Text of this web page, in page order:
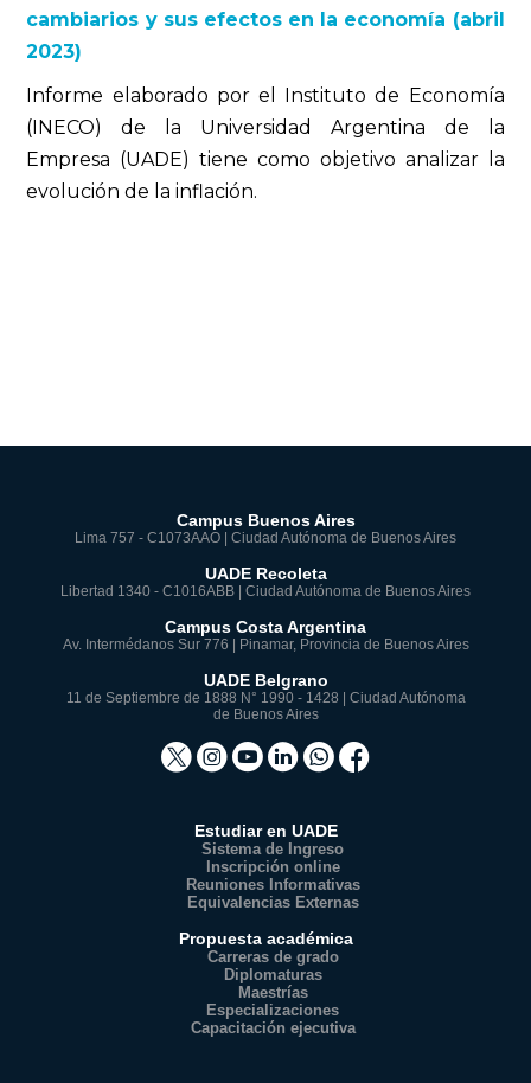
cambiarios y sus efectos en la economía (abril
2023)
Informe elaborado por el Instituto de Economía
(INECO) de la Universidad Argentina de la
Empresa (UADE) tiene como objetivo analizar la
evolución de la inflación.
Campus Buenos Aires
Lima 757 - C1073AAO | Ciudad Autónoma de Buenos Aires
UADE Recoleta
Libertad 1340 - C1016ABB | Ciudad Autónoma de Buenos Aires
Campus Costa Argentina
Av. Intermédanos Sur 776 | Pinamar, Provincia de Buenos Aires
UADE Belgrano
11 de Septiembre de 1888 N° 1990 - 1428 | Ciudad Autónoma
de Buenos Aires
Estudiar en UADE
Sistema de Ingreso
Inscripción online
Reuniones Informativas
Equivalencias Externas
Propuesta académica
Carreras de grado
Diplomaturas
Maestrías
Especializaciones
Capacitación ejecutiva